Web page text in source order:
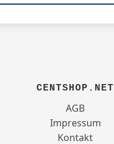
CENTSHOP.NET
AGB
Impressum
Kontakt